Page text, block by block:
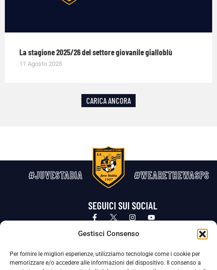
Gestisci Consenso
Per fornire le migliori esperienze, utilizziamo tecnologie come i cookie per
memorizzare e/o accedere alle informazioni del dispositivo. Il consenso a
La stagione 2025/26 del settore giovanile gialloblù
11 Agosto 2025
CARICA ANCORA
#JUVESTABIA #WEARETHEWASPS
SEGUICI SUI SOCIAL
Privacy Policy Cookie Policy
La Società ha nominato il Responsabile della Protezione dei Dati Personali (DPO), figura specializzata che vigila sulle modalità